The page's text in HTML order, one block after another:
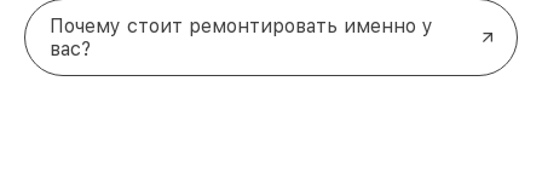
Почему стоит ремонтировать именно у
вас?